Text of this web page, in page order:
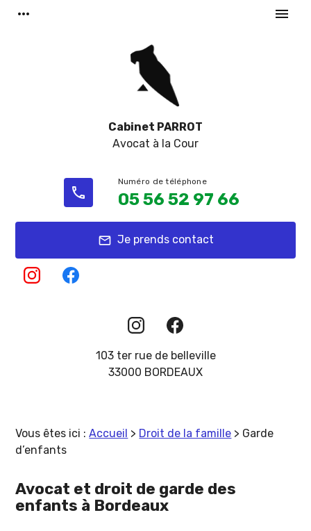
more_horiz menu
103 ter rue de belleville
33000 BORDEAUX
Cabinet PARROT
Avocat à la Cour
phone 05 56 52 97 66
mail Je prends contact
Vous êtes ici : Accueil > Droit de la famille > Garde
d’enfants
Avocat et droit de garde des
enfants à Bordeaux